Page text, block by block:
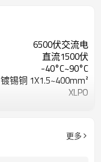
6500伏交流电
直流1500伏
-40°C~90°C
镀锡铜 1X1.5~400mm²
XLPO
EN50618 和 IEC62930
更多